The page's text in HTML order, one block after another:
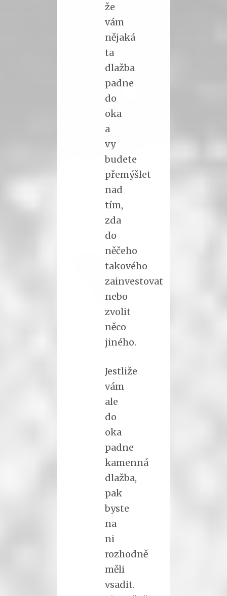
že
vám
nějaká
ta
dlažba
padne
do
oka
a
vy
budete
přemýšlet
nad
tím,
zda
do
něčeho
takového
zainvestovat
nebo
zvolit
něco
jiného.
Jestliže
vám
ale
do
oka
padne
kamenná
dlažba,
pak
byste
na
ni
rozhodně
měli
vsadit.